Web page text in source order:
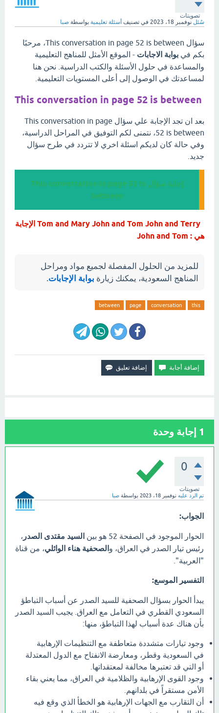
تصويتات
سُئل نوفمبر 18، 2023 في تصنيف أسئلة تعليمية بواسطة صبا
سؤال This conversation in page 52 is between، مرحبًا
بكم في بوابة الاجابات - الموقع الأمثل للمناهج التعليمية
والمساعدة في حلول الأسئلة والكتب الدراسية. نحن هنا
لمساعدتك في الوصول إلى أعلى المستويات التعليمية.
This conversation in page 52 is between
بعد ان تجد الإجابة علي سؤال This conversation in page
52 is between، نتمنى لكم التوفيق في المراحل الدراسية،
وفي حالة كان لديكم اسئلة اخري لا تتردد في طرح سؤال
جديد.
إجابة سؤال This conversation in page 52 is
between
Tom and Mary John and Tom John and Terry الإجابة
هي : John and Tom
للمزيد من الحلول المفصلة لجميع مواد ومراحل
المناهج السعودية، يمكنك زيارة بوابة الإجابات.
this
conversation
page
between
1 إجابة وحدة
0
تصويتات
تم الرد عليه نوفمبر 18، 2023 بواسطة صبا
الجواب:
الحوار الموجود في الصفحة 52 هو بين السيد مقتدى الصدر ،
رئيس تيار الصدر في العراق، و الصحفية هناء الوائلي، من قناة
"العربية".
التفسير الموسع:
يبدأ الحوار بسؤال الصحفية للسيد الصدر عن أسباب التباطؤ
السعودي القطري في التعامل مع العراق. يجيب السيد الصدر
بأن هناك عدة أسباب لهذا التباطؤ، منها:
وجود تيارات متشددة متعاطفة مع التنظيمات الإرهابية
في السعودية وقطر، ومعارضة الانفتاح مع الدول المعتدلة
أو التي قد تعتبرها مخالفة لمعتقداتها.
وجود القوى الإرهابية والظلامية في العراق، مما يعني بقاء
الأمن مستقراً في بلدانهم.
أن التقارب مع الجهات الإرهابية هو الخطأ الذي وقع فيه